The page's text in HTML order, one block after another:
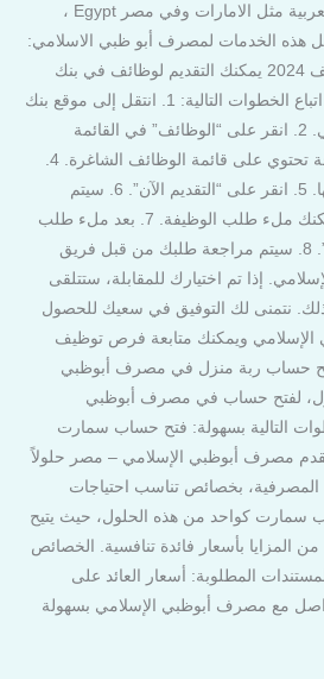
العملاء المتنوعة في البلاد العربية مثل الامارات وفي مصر Egypt ،
هذه الخدمات لمصرف أبو ظبي الاسلامي:
بنك أبوظبي الإسلامي وظائف 2024 يمكنك التقديم لوظائف في بنك
أبوظبي الإسلامي من خلال اتباع الخطوات التالية: 1. انتقل إلى موقع بنك
أبوظبي الإسلامي الإلكتروني. 2. انقر على “الوظائف” في القائمة
العلوية. 3. ستظهر لك صفحة تحتوي على قائمة الوظائف الشاغرة. 4.
حدد الوظيفة التي ترغب فيها. 5. انقر على “التقديم الآن”. 6. سيتم
توجيهك إلى صفحة حيث يمكنك ملء طلب الوظيفة. 7. بعد ملء طلب
الوظيفة، انقر على “إرسال”. 8. سيتم مراجعة طلبك من قبل فريق
إذا تم اختيارك للمقابلة، ستتلقى
نتمنى لك التوفيق في سعيك للحصول
ويمكنك متابعة فرص توظيف
حساب ربة منزل في مصرف أبوظبي
لفتح حساب في مصرف أبوظبي
التالية بسهولة: فتح حساب سمارت
مصرف أبوظبي الإسلامي – مصر حلولاً
بخصائص تناسب احتياجات
سمارت كواحد من هذه الحلول، حيث يتيح
من المزايا بأسعار فائدة تنافسية. الخصائص
المطلوبة: أسعار العائد على
مع مصرف أبوظبي الإسلامي بسهولة